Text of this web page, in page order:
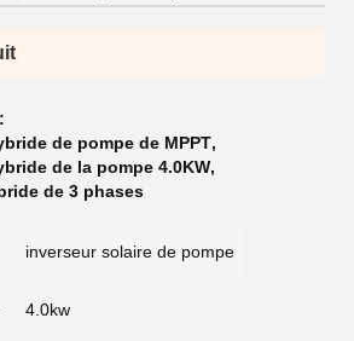
de pompe de MPPT,
de la pompe 4.0KW,
de 3 phases
inverseur solaire de pompe
4.0kw